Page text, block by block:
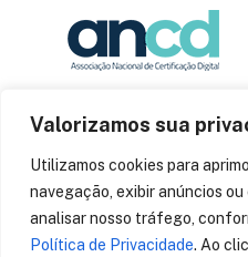
Valorizamos sua
Utilizamos cookies para
navegação, exibir anúncios
analisar nosso tráfego,
Política de Privacidade. Ao